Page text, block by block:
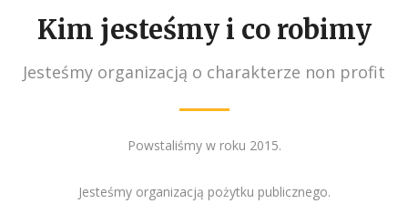
Sprawdź jak to zrobić
zajęciowej
Zobacz więcej
Kim jesteśmy i co robimy
Jesteśmy organizacją o charakterze non profit
Powstaliśmy w roku 2015.
Jesteśmy organizacją pożytku publicznego.